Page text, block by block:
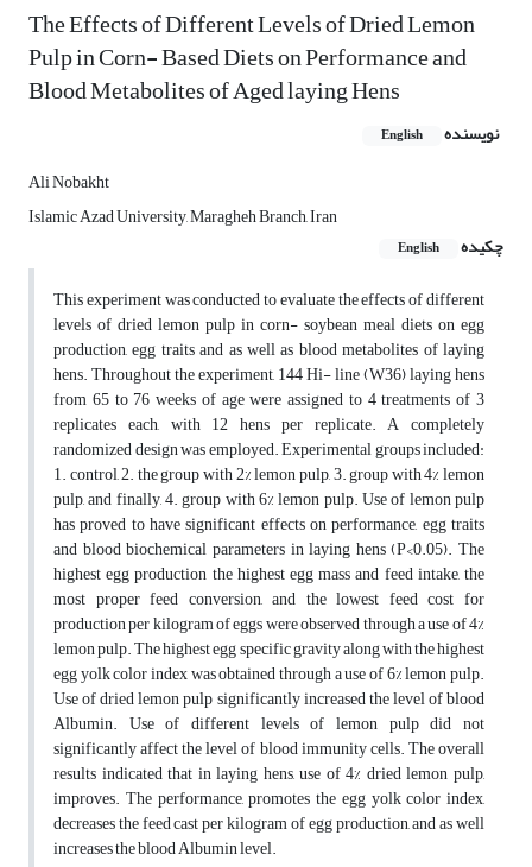
The Effects of Different Levels of Dried Lemon
Pulp in Corn- Based Diets on Performance and
Blood Metabolites of Aged laying Hens
نویسنده English
Ali Nobakht
Islamic Azad University, Maragheh Branch, Iran
چکیده
English
This experiment was conducted to evaluate the effects of different
levels of dried lemon pulp in corn- soybean meal diets on egg
production, egg traits and as well as blood metabolites of laying
hens. Throughout the experiment, 144 Hi- line (W36) laying hens
from 65 to 76 weeks of age were assigned to 4 treatments of 3
replicates each, with 12 hens per replicate. A completely
randomized design was employed. Experimental groups included:
1. control, 2. the group with 2% lemon pulp, 3. group with 4% lemon
pulp, and finally, 4. group with 6% lemon pulp. Use of lemon pulp
has proved to have significant effects on performance, egg traits
and blood biochemical parameters in laying hens (P<0.05). The
highest egg production the highest egg mass and feed intake, the
most proper feed conversion, and the lowest feed cost for
production per kilogram of eggs were observed through a use of 4%
lemon pulp. The highest egg specific gravity along with the highest
egg yolk color index was obtained through a use of 6% lemon pulp.
Use of dried lemon pulp significantly increased the level of blood
Albumin. Use of different levels of lemon pulp did not
significantly affect the level of blood immunity cells. The overall
results indicated that in laying hens, use of 4% dried lemon pulp,
improves. The performance, promotes the egg yolk color index,
decreases the feed cast per kilogram of egg production, and as well
increases the blood Albumin level.